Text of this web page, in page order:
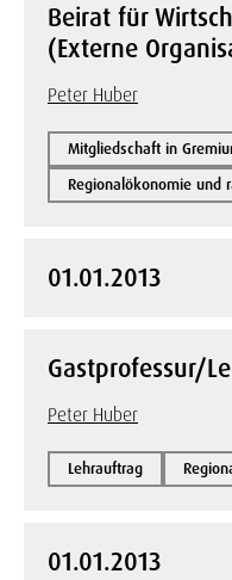
Beirat für
(Externe
Peter Huber
Mitgliedschaft in
Regionalökonomie und
01.01.2013
Gastprofessur/
Peter Huber
Lehrauftrag
01.01.2013